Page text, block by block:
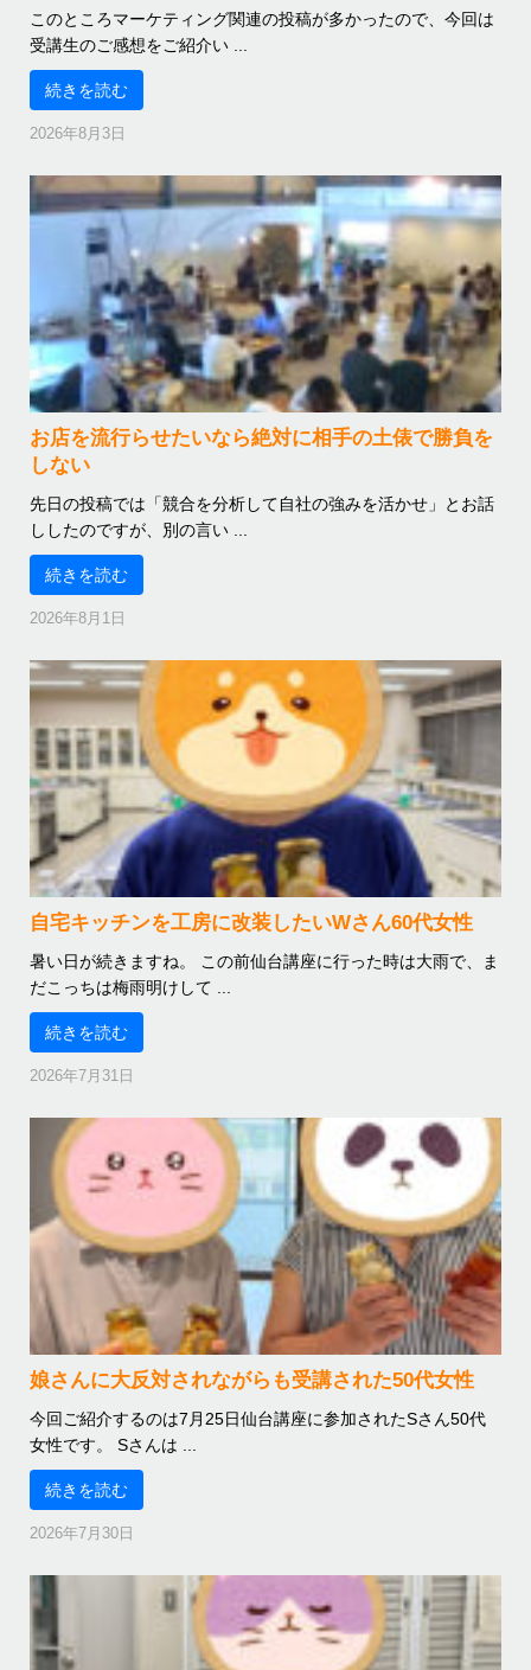
このところマーケティング関連の投稿が多かったので、今回は
受講生のご感想をご紹介い ...
続きを読む
2026年8月3日
お店を流行らせたいなら絶対に相手の土俵で勝負を
しない
先日の投稿では「競合を分析して自社の強みを活かせ」とお話
ししたのですが、別の言い ...
続きを読む
2026年8月1日
自宅キッチンを工房に改装したいWさん60代女性
暑い日が続きますね。 この前仙台講座に行った時は大雨で、ま
だこっちは梅雨明けして ...
続きを読む
2026年7月31日
娘さんに大反対されながらも受講された50代女性
今回ご紹介するのは7月25日仙台講座に参加されたSさん50代
女性です。 Sさんは ...
続きを読む
2026年7月30日